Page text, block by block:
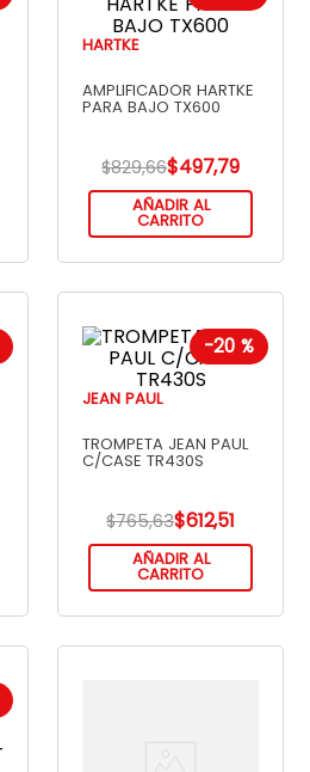
HARTKE
AMPLIFICADOR HARTKE
PARA BAJO TX600
$829,66$497,79
AÑADIR AL
CARRITO
-20 %
JEAN PAUL
TROMPETA JEAN PAUL
C/CASE TR430S
$765,63$612,51
AÑADIR AL
CARRITO